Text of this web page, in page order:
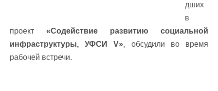
дших
в
проект «Содействие развитию социальной
инфраструктуры, УФСИ V», обсудили во время
рабочей встречи.